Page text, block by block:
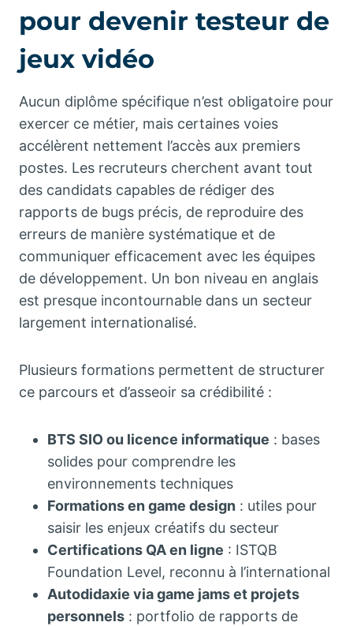
pour devenir testeur de
jeux vidéo
Aucun diplôme spécifique n’est obligatoire pour
exercer ce métier, mais certaines voies
accélèrent nettement l’accès aux premiers
postes. Les recruteurs cherchent avant tout
des candidats capables de rédiger des
rapports de bugs précis, de reproduire des
erreurs de manière systématique et de
communiquer efficacement avec les équipes
de développement. Un bon niveau en anglais
est presque incontournable dans un secteur
largement internationalisé.
Plusieurs formations permettent de structurer
ce parcours et d’asseoir sa crédibilité :
BTS SIO ou licence informatique : bases
solides pour comprendre les
environnements techniques
Formations en game design : utiles pour
saisir les enjeux créatifs du secteur
Certifications QA en ligne : ISTQB
Foundation Level, reconnu à l’international
Autodidaxie via game jams et projets
personnels : portfolio de rapports de